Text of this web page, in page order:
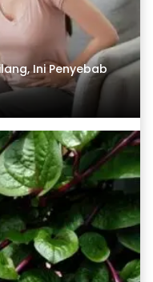
Ini Penyebab